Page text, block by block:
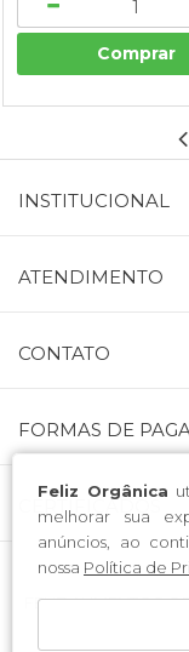
Feliz Orgânica
melhorar sua
anúncios, ao
nossa Política de
Comprar
INSTITUCIONAL
ATENDIMENTO
CONTATO
FORMAS DE
CERTIFICADOS
FELIZ ALIMENTOS
Endereço: